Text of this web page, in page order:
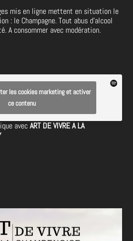
mis en ligne mettent en situation le
: le Champagne. Tout abus d’alcool
A consommer avec modération.
les cookies marketing et activer
ce contenu
avecART DE VIVRE A LA